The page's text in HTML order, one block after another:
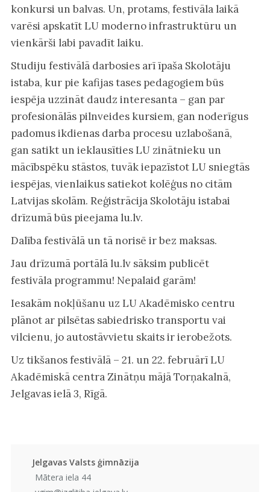
konkursi un balvas. Un, protams, festivāla laikā
varēsi apskatīt LU moderno infrastruktūru un
vienkārši labi pavadīt laiku.
Studiju festivālā darbosies arī īpaša Skolotāju
istaba, kur pie kafijas tases pedagogiem būs
iespēja uzzināt daudz interesanta – gan par
profesionālās pilnveides kursiem, gan noderīgus
padomus ikdienas darba procesu uzlabošanā,
gan satikt un ieklausīties LU zinātnieku un
mācībspēku stāstos, tuvāk iepazīstot LU sniegtās
iespējas, vienlaikus satiekot kolēģus no citām
Latvijas skolām. Reģistrācija Skolotāju istabai
drīzumā būs pieejama lu.lv.
Dalība festivālā un tā norisē ir bez maksas.
Jau drīzumā portālā lu.lv sāksim publicēt
festivāla programmu! Nepalaid garām!
Iesakām nokļūšanu uz LU Akadēmisko centru
plānot ar pilsētas sabiedrisko transportu vai
vilcienu, jo autostāvvietu skaits ir ierobežots.
Uz tikšanos festivālā – 21. un 22. februārī LU
Akadēmiskā centra Zinātņu mājā Torņakalnā,
Jelgavas ielā 3, Rīgā.
Jelgavas Valsts ģimnāzija
Mātera iela 44